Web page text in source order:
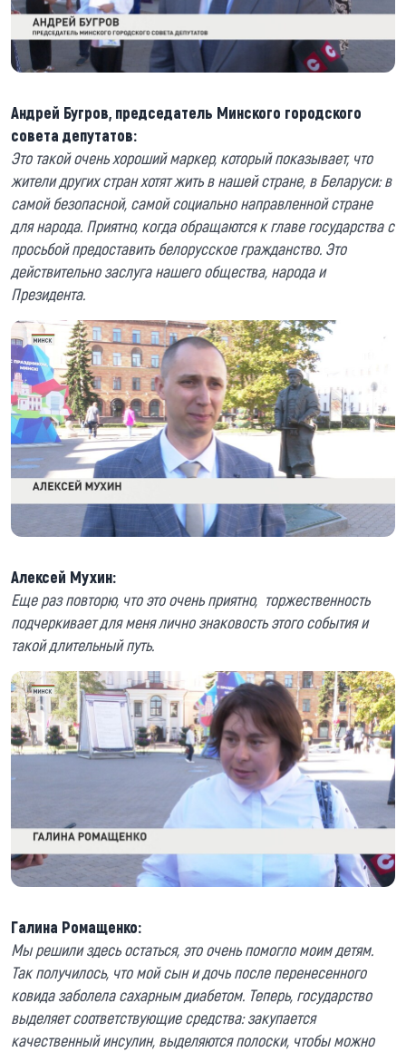
Андрей Бугров, председатель Минского городского
совета депутатов:
Это такой очень хороший маркер, который показывает, что
жители других стран хотят жить в нашей стране, в Беларуси: в
самой безопасной, самой социально направленной стране
для народа. Приятно, когда обращаются к главе государства с
просьбой предоставить белорусское гражданство. Это
действительно заслуга нашего общества, народа и
Президента.
Алексей Мухин:
Еще раз повторю, что это очень приятно, торжественность
подчеркивает для меня лично знаковость этого события и
такой длительный путь.
Галина Ромащенко:
Мы решили здесь остаться, это очень помогло моим детям.
Так получилось, что мой сын и дочь после перенесенного
ковида заболела сахарным диабетом. Теперь, государство
выделяет соответствующие средства: закупается
качественный инсулин, выделяются полоски, чтобы можно